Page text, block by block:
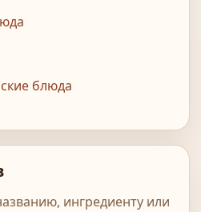
блюда
ингредиенту или